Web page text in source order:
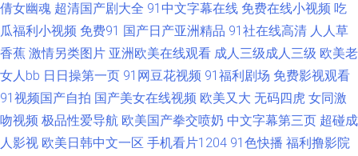
中文免费观看 91伊人久久大香蕉 免费观看mv入口 污污大涩 91超碰色 99精
品在线观看视频 丝瓜福利导航 草艹91 欧美亚洲另类在线 91Nav中文字幕 成
人看片1024软件 日本啊v免费高清网站 91网站黄 狠狠干天天日狠狠 91福利
倩女幽魂 超清国产剧大全 91中文字幕在线 免费在线小视频 吃
瓜福利小视频 免费91 国产日产亚洲精品 91社在线高清 人人草
香蕉 激情另类图片 亚洲欧美在线观看 成人三级成人三级 欧美老
女人bb 日日操第一页 91网豆花视频 91福利剧场 免费影视观看
91视频国产自拍 国产美女在线视频 欧美又大 无码四虎 女同激
吻视频 极品性爱导航 欧美国产拳交喷奶 中文字幕第三页 超碰成
人影视 欧美日韩中文一区 手机看片1204 91色快播 福利撸影院